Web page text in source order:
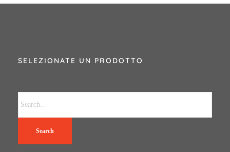
SELEZIONATE UN PRODOTTO
Search